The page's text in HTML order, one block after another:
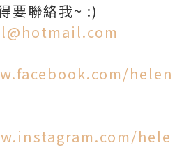
要聯絡我~ :)
helen
hele